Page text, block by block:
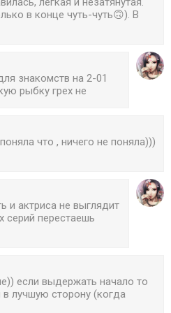
в конце чуть-чуть🙃). В
знакомств на 2-01
рыбку грех не
что , ничего не поняла)))
и актриса не выглядит
серий перестаешь
если выдержать начало то
лучшую сторону (когда